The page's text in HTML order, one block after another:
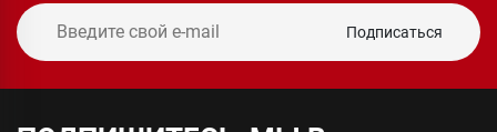
Подписаться